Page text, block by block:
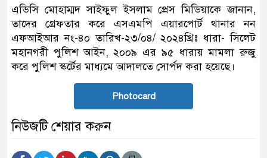
এডিসি মোহাম্মদ সাইফুল ইসলাম প্রেস মিডিয়াকে জানান,
তাদের গ্রেফতার করে এসএমপি এয়ারপোর্ট থানার নন
এফআইআর নং-৪০ তারিখ-২৩/০৪/ ২০২৪খ্রিঃ ধারা- সিলেট
মহানগরী পুলিশ আইন, ২০০৯ এর ৯৫ ধারায় মামলা রুজু
করে পুলিশ স্কর্টের মাধ্যমে আদালতে সোর্পদ করা হয়েছে।
Photocard
নিউজটি শেয়ার করুন